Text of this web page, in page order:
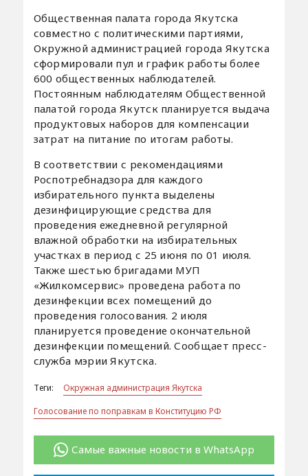
Общественная палата города Якутска
совместно с политическими партиями,
Окружной администрацией города Якутска
сформировали пул и график работы более
600 общественных наблюдателей.
Постоянным наблюдателям Общественной
палатой города Якутск планируется выдача
продуктовых наборов для компенсации
затрат на питание по итогам работы.
В соответствии с рекомендациями
Роспотребнадзора для каждого
избирательного пункта выделены
дезинфицирующие средства для
проведения ежедневной регулярной
влажной обработки на избирательных
участках в период с 25 июня по 01 июля.
Также шестью бригадами МУП
«Жилкомсервис» проведена работа по
дезинфекции всех помещений до
проведения голосования. 2 июля
планируется проведение окончательной
дезинфекции помещений. Сообщает пресс-
служба мэрии Якутска.
Теги:
Окружная администрация Якутска
Голосование по поправкам в Конституцию РФ
Самые важные новости в WhatsApp